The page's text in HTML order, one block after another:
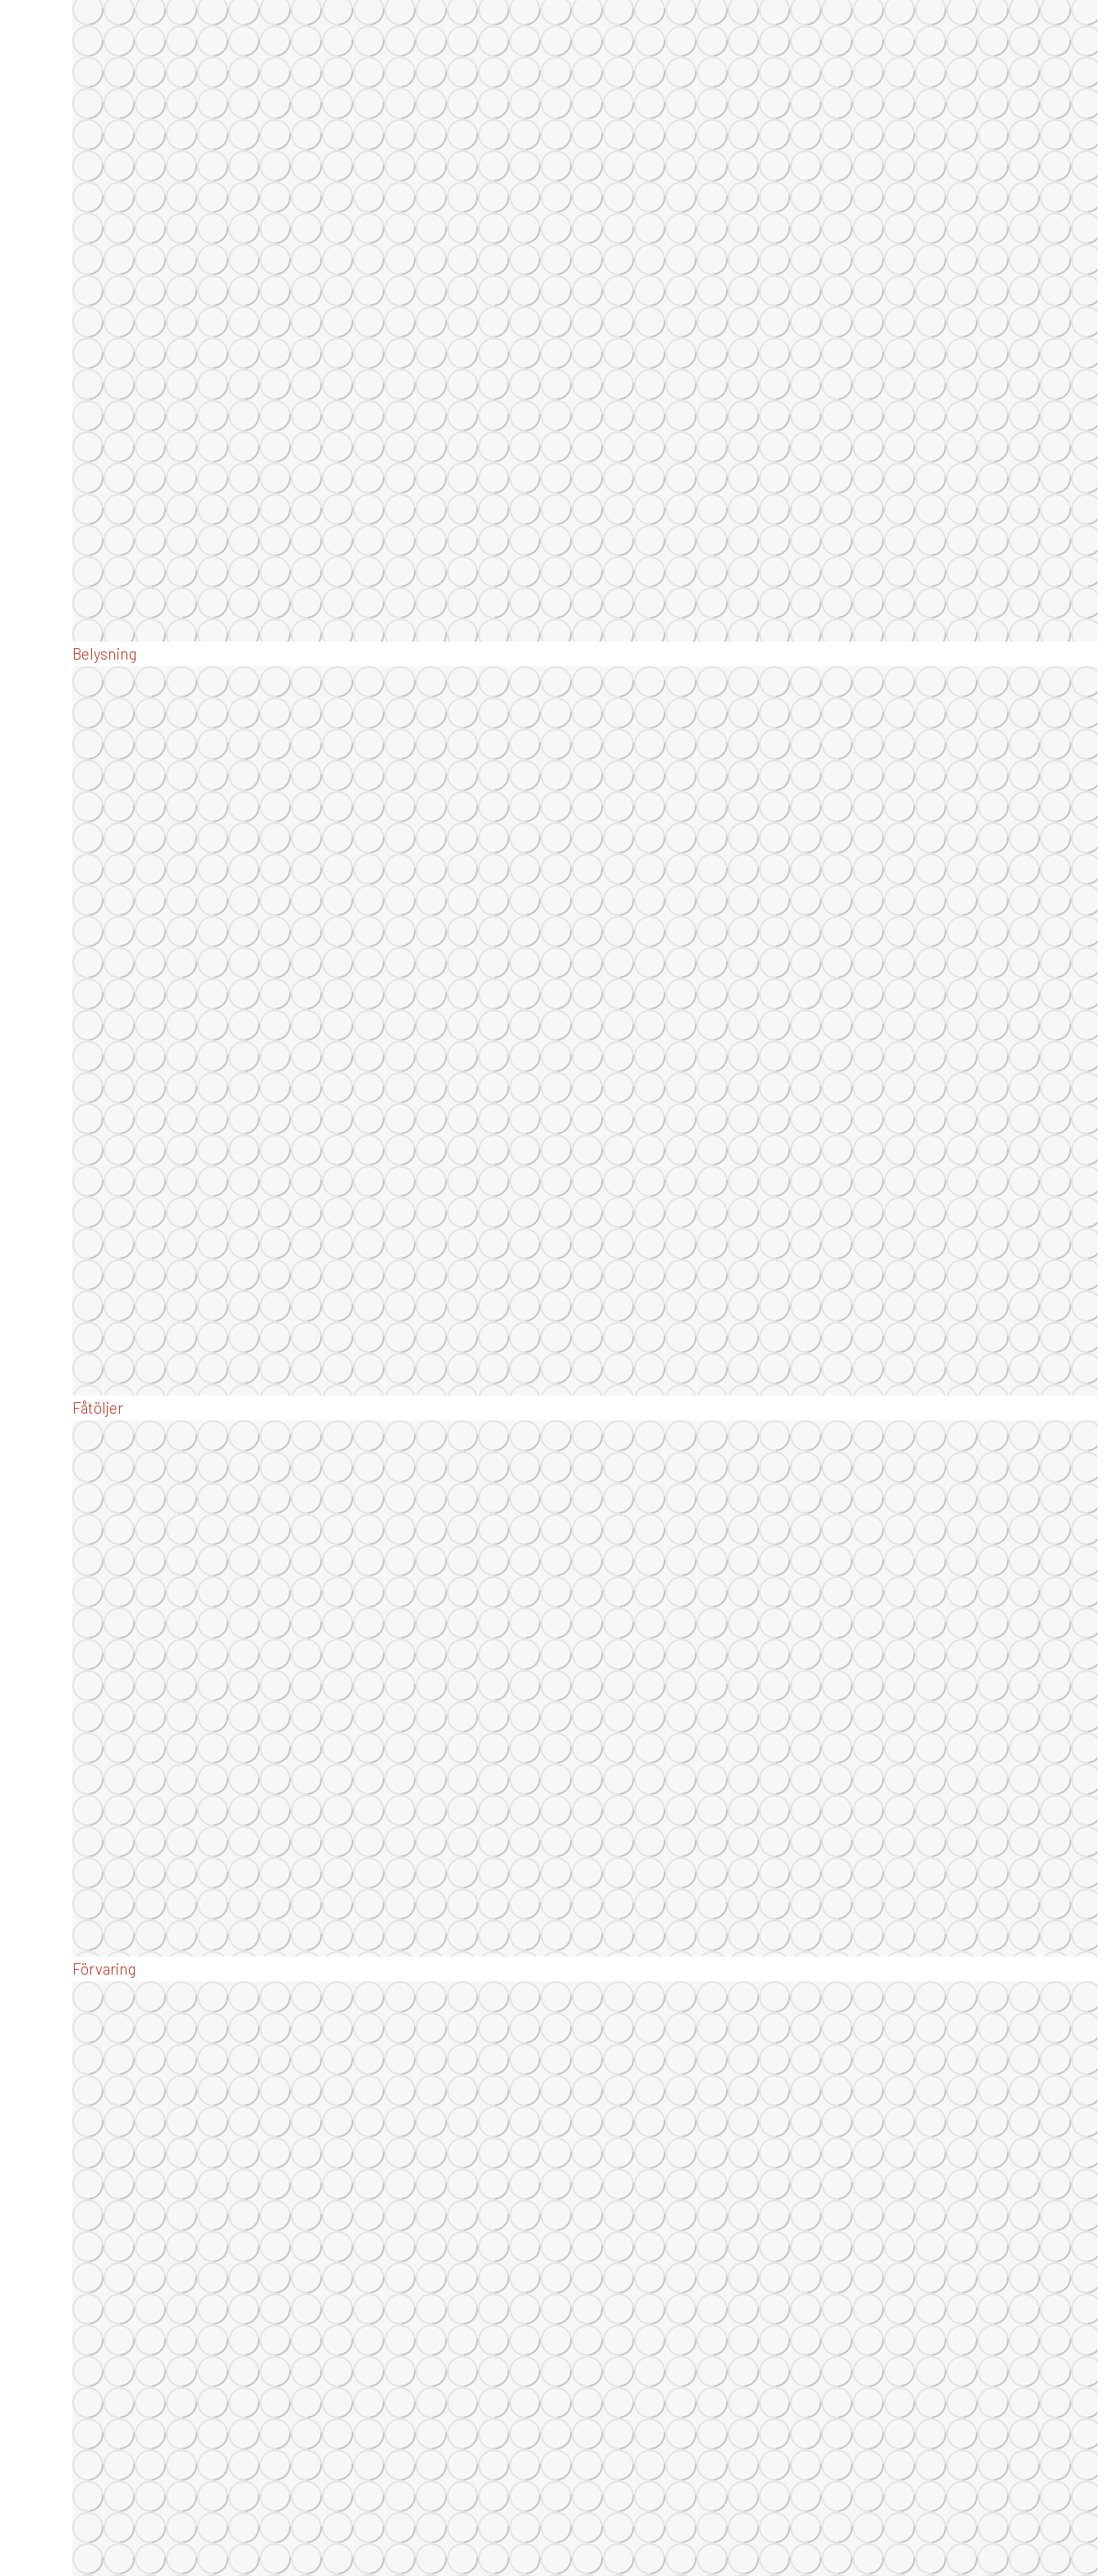
Belysning
Fåtöljer
Förvaring